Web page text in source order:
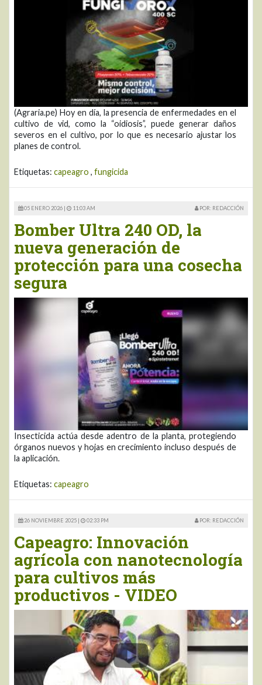
(Agraria.pe) Hoy en día, la presencia de enfermedades en el
cultivo de vid, como la “oidiosis”, puede generar daños
severos en el cultivo, por lo que es necesario ajustar los
planes de control.
Etiquetas: capeagro , fungicida
05 ENERO 2026 | 11:03 AM POR: REDACCIÓN
Bomber Ultra 240 OD, la
nueva generación de
protección para una cosecha
segura
Insecticida actúa desde adentro de la planta, protegiendo
órganos nuevos y hojas en crecimiento incluso después de
la aplicación.
Etiquetas: capeagro
26 NOVIEMBRE 2025 | 02:33 PM POR: REDACCIÓN
Capeagro: Innovación
agrícola con nanotecnología
para cultivos más
productivos - VIDEO